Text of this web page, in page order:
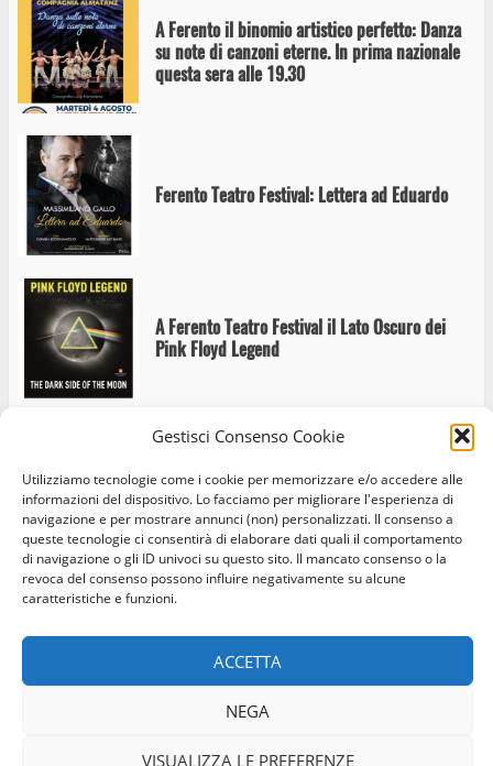
Gestisci Consenso Cookie
Utilizziamo tecnologie come i cookie per memorizzare e/o accedere alle
informazioni del dispositivo. Lo facciamo per migliorare l'esperienza di
navigazione e per mostrare annunci (non) personalizzati. Il consenso a
queste tecnologie ci consentirà di elaborare dati quali il comportamento
di navigazione o gli ID univoci su questo sito. Il mancato consenso o la
revoca del consenso possono influire negativamente su alcune
caratteristiche e funzioni.
ACCETTA
NEGA
VISUALIZZA LE PREFERENZE
A Ferento il binomio artistico perfetto: Danza
su note di canzoni eterne. In prima nazionale
questa sera alle 19.30
Ferento Teatro Festival: Lettera ad Eduardo
A Ferento Teatro Festival il Lato Oscuro dei
Pink Floyd Legend
Ferento, Faber e mille papaveri rossi. In prima
nazionale il 31 luglio l’omaggio a Fabrizio De
André
Nino Taranto al “Terme dei Papi Summer Live
Facebook
Instagram
Twitter
© Occhio Viterbese - Codice 90148040562 - N° iscrizione
ROC:39156 - Tutti i diritti riservati